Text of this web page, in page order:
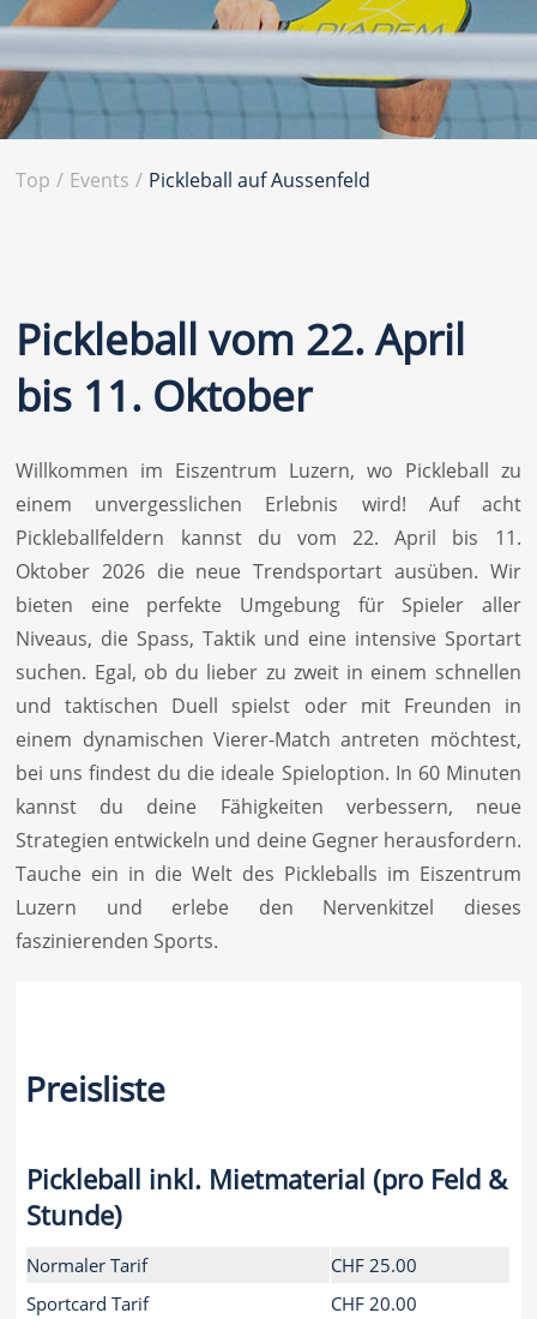
Top / Events / Pickleball auf Aussenfeld
Pickleball vom 22. April
bis 11. Oktober
Willkommen im Eiszentrum Luzern, wo Pickleball zu
einem unvergesslichen Erlebnis wird! Auf acht
Pickleballfeldern kannst du vom 22. April bis 11.
Oktober 2026 die neue Trendsportart ausüben. Wir
bieten eine perfekte Umgebung für Spieler aller
Niveaus, die Spass, Taktik und eine intensive Sportart
suchen. Egal, ob du lieber zu zweit in einem schnellen
und taktischen Duell spielst oder mit Freunden in
einem dynamischen Vierer-Match antreten möchtest,
bei uns findest du die ideale Spieloption. In 60 Minuten
kannst du deine Fähigkeiten verbessern, neue
Strategien entwickeln und deine Gegner herausfordern.
Tauche ein in die Welt des Pickleballs im Eiszentrum
Luzern und erlebe den Nervenkitzel dieses
faszinierenden Sports.
Preisliste
Pickleball inkl. Mietmaterial (pro Feld &
Stunde)
Normaler Tarif
CHF 25.00
Sportcard Tarif
CHF 20.00